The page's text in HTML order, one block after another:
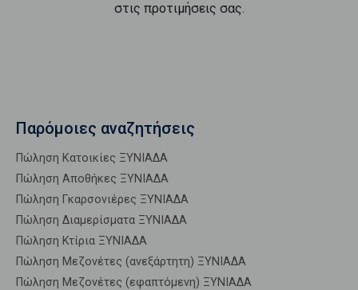
στις προτιμήσεις σας.
Παρόμοιες αναζητήσεις
Πώληση Κατοικίες ΞΥΝΙΑΔΑ
Πώληση Αποθήκες ΞΥΝΙΑΔΑ
Πώληση Γκαρσονιέρες ΞΥΝΙΑΔΑ
Πώληση Διαμερίσματα ΞΥΝΙΑΔΑ
Πώληση Κτίρια ΞΥΝΙΑΔΑ
Πώληση Μεζονέτες (ανεξάρτητη) ΞΥΝΙΑΔΑ
Πώληση Μεζονέτες (εφαπτόμενη) ΞΥΝΙΑΔΑ